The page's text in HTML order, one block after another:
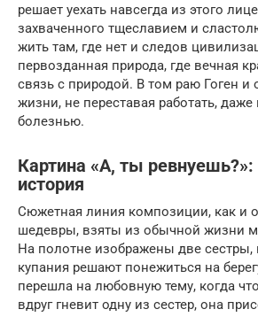
решает уехать навсегда из этого
захваченного тщеславием и
жить там, где нет и следов
первозданная природа, где вечная
связь с природой. В том раю Гоген и
жизни, не переставая работать,
болезнью.
Картина «А, ты
история
Сюжетная линия композиции, как и
шедевры, взяты из обычной жизни
На полотне изображены две сестры,
купания решают понежиться на
перешла на любовную тему, когда
вдруг гневит одну из сестер, она